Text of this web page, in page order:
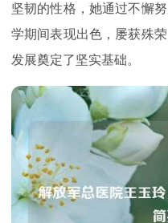
坚韧的性格，她通过不懈
学期间表现出色，屡获殊
发展奠定了坚实基础。